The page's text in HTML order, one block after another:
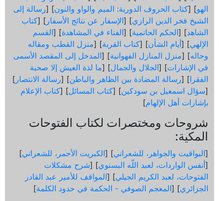
الهو] [كتاب الحروف الدورية: الميم والواو والنون] [رسالة إلى
الشيخ فخر الدين الرازي] [الإسفار عن نتائج الأسفار ] [كتاب
الشاهد] [الحكم الحاتمية] [الفناء في المشاهدة] [القسم
الإلهي] [أيام الشأن] [كتاب القربة] [منزل القطب ومقاله
وحاله] [منزل المنازل الفهوانية] [المدخل إلى المقصد الأسمى
في الإشارات] [الجلال والجمال] [ما لذة العيش إلا صحبة
الفقرا] [رسالة المضادة بين الظاهر والباطن] [رسالة الانتصار ]
[سؤال اسمعيل بن سودكين] [كتاب المسائل] [كتاب الإعلام
بإشارات أهل الإلهام]
شروحات ومختصرات لكتاب الفتوحات
المكية:
[اليواقيت والجواهر، للشعراني] [الكبريت الأحمر، للشعراني]
[أنفس الواردات، لعبد اللّه البسنوي] [شرح مشكلات
الفتوحات، لعبد الكريم الجيلي] [المواقف للأمير عبد القادر
الجزائري] [المعجم الصوفي - الحكمة في حدود الكلمة]